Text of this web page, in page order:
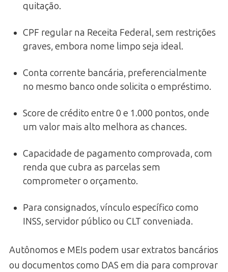
quitação.
CPF regular na Receita Federal, sem restrições
graves, embora nome limpo seja ideal.
Conta corrente bancária, preferencialmente
no mesmo banco onde solicita o empréstimo.
Score de crédito entre 0 e 1.000 pontos, onde
um valor mais alto melhora as chances.
Capacidade de pagamento comprovada, com
renda que cubra as parcelas sem
comprometer o orçamento.
Para consignados, vínculo específico como
INSS, servidor público ou CLT conveniada.
Autônomos e MEIs podem usar extratos bancários
ou documentos como DAS em dia para comprovar